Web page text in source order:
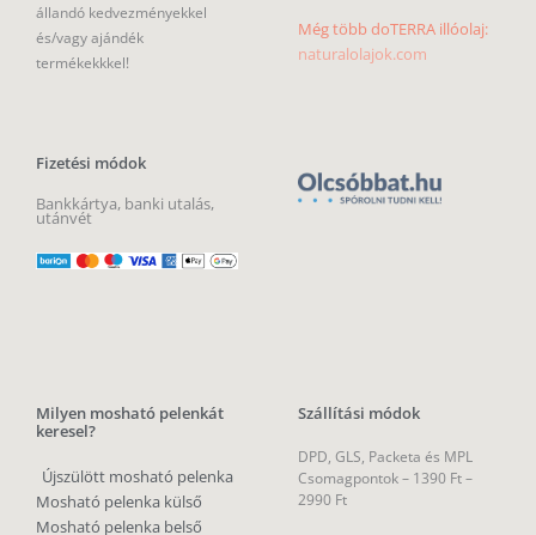
állandó kedvezményekkel
és/vagy ajándék
termékekkkel!
Fizetési módok
Bankkártya, banki utalás,
utánvét
Még több doTERRA illóolaj:
naturalolajok.com
Milyen mosható pelenkát
keresel?
Újszülött mosható pelenka
Mosható pelenka külső
Mosható pelenka belső
Szállítási módok
DPD, GLS, Packeta és MPL
Csomagpontok – 1390 Ft –
2990 Ft